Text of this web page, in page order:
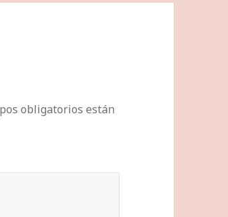
obligatorios están